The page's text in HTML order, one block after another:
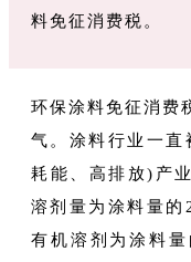
料免征消费税。
环保涂料免征消费
气。涂料行业一直
耗能、高排放)产
溶剂量为涂料量的
有机溶剂为涂料